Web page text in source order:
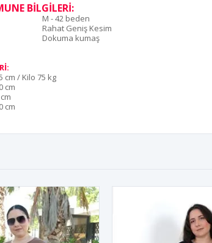
BİLGİLERİ:
M - 42 beden
Rahat Geniş Kesim
Dokuma kumaş
cm / Kilo 75 kg
cm
cm